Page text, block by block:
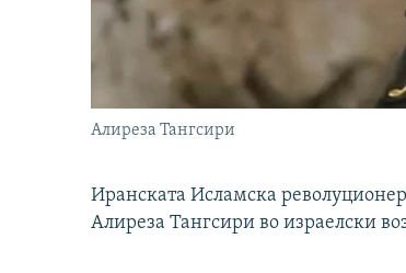
Алиреза Тангсири
Иранската Исламска
Алиреза Тангсири во израелски